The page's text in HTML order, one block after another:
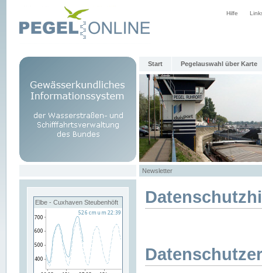
Hilfe
Start Pegelauswahl über Karte
Newsletter
Elbe - Cuxhaven Steubenhöft